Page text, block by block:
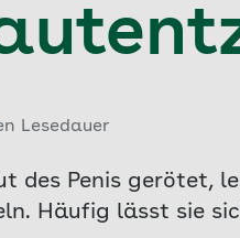
Lesedauer
des Penis gerötet,
Häufig lässt sie